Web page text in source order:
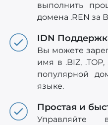
выполнить
домена .REN за
IDN
Вы можете
имя в .BIZ,
популярной
языке.
Простая и
Управляйте